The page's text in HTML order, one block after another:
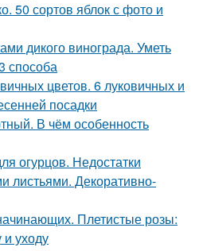
50 сортов яблок с фото и
дикого винограда. Уметь
способа
цветов. 6 луковичных и
посадки
В чём особенность
огурцов. Недостатки
листьями. Декоративно-
Плетистые розы:
уходу